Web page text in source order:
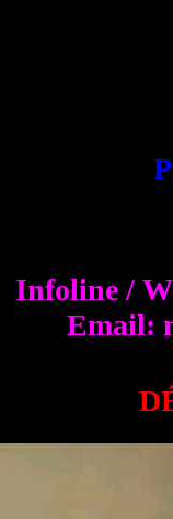
Infoline /
Email: